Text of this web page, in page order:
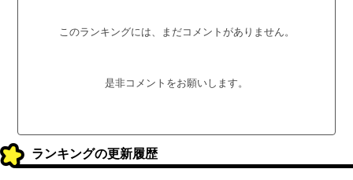
このランキングには、まだコメントがありません。
是非コメントをお願いします。
ランキングの更新履歴